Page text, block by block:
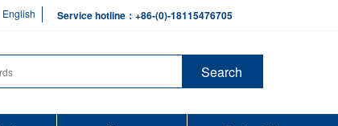
English Service hotline：+86-(0)-18115476705